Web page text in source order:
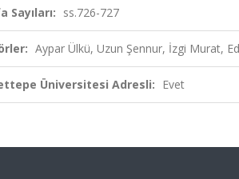
Sayıları: ss.726-727
Aypar Ülkü, Uzun Şennur, İzgi Murat,
Üniversitesi Adresli: Evet